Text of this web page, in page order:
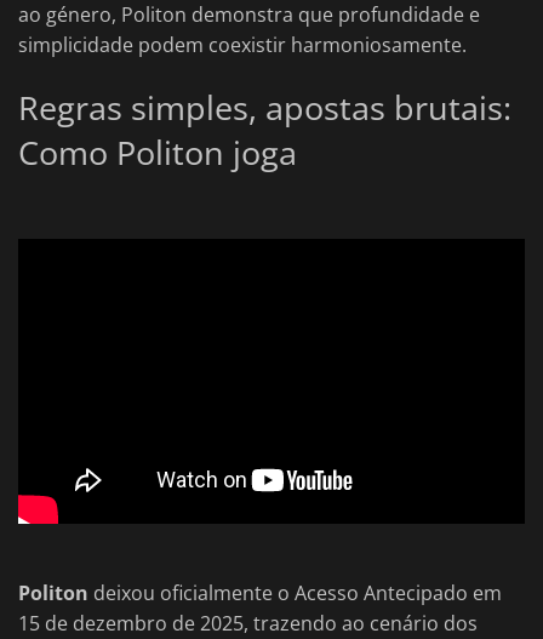
ao género, Politon demonstra que profundidade e
simplicidade podem coexistir harmoniosamente.
Regras simples, apostas brutais:
Como Politon joga
Politon deixou oficialmente o Acesso Antecipado em
15 de dezembro de 2025, trazendo ao cenário dos